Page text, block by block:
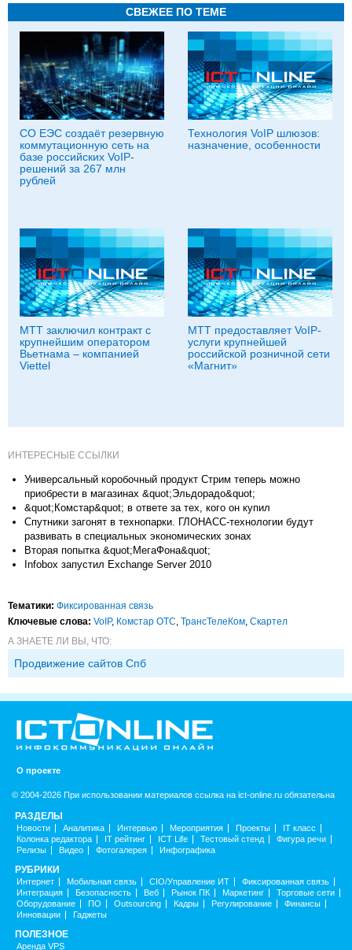
СВЕЖЕЕ ПО ТЕМЕ
СО ЕЭС создаёт резервную
коммутационную сеть на
базе российских VoIP-
решений за 267 млн
рублей
Технология VoIP шлюзов:
назначение, особенности
МТТ заключил контракт с
крупнейшим оператором
Вьетнама – компанией
Viettel
МТТ предоставляет VoIP-
услуги крупнейшей
российской розничной сети
«Магнит»
ИНТЕРЕСНЫЕ ССЫЛКИ
Универсальный коробочный продукт Стрим теперь можно
приобрести в магазинах &quot;Эльдорадо&quot;
&quot;Комстар&quot; в ответе за тех, кого он купил
Спутники загонят в технопарки. ГЛОНАСС-технологии будут
развивать в специальных экономических зонах
Вторая попытка &quot;МегаФона&quot;
Infobox запустил Exchange Server 2010
Тематики: Фиксированная связь
Ключевые слова: VoIP, Комстар ОТС ТрансТелеКом Скартел
А ЗНАЕТЕ ЛИ ВЫ, ЧТО:
Продвижение сайтов Спб
О проекте
© 2004-2026 При использовании материалов ссылка на ict-online.ru обязательна
РАЗДЕЛЫ
Новости Аналитика Интервью Мероприятия Проекты
IT класс
Колонка редактора
IT рейтинг ICT Life Тестовый стенд
Фигура речи
Релизы
Видео Фотогалерея Инфографика
РУБРИКИ
Интернет Мобильная связь CIO/Управление ИТ
Фиксированная связь
Интеграция
Безопасность Веб Рынок ПК Маркетинг
Торговые сети
Оборудование
ПО Outsourcing Кадры Регулирование
Финансы
Инновации
Гаджеты
ПОЛЕЗНОЕ
Аренда VPS